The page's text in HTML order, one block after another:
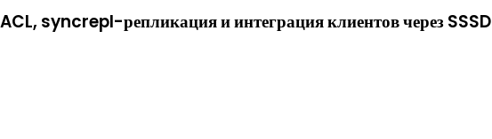
syncrepl-репликация и интеграция клиентов через SSSD